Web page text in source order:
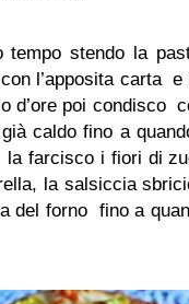
tempo stendo la
l’apposita carta
d’ore poi condisco
caldo fino a
la farcisco i fiori di
la salsiccia
del forno fino a